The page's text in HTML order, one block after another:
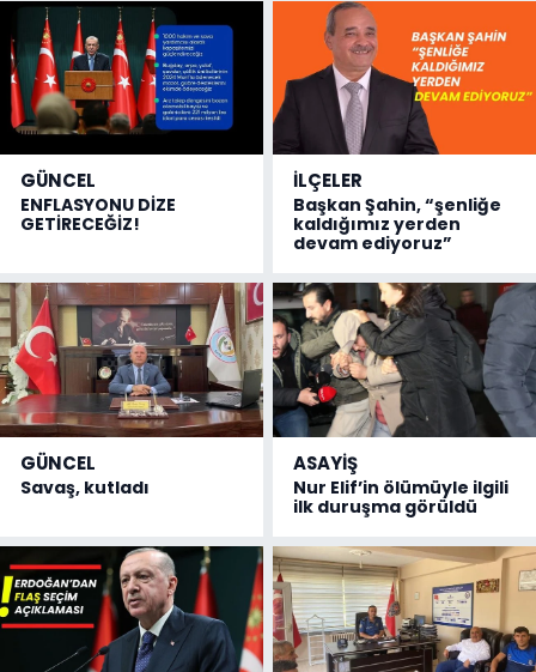
GÜNCEL
ENFLASYONU DİZE
GETİRECEĞİZ!
İLÇELER
Başkan Şahin, “şenliğe
kaldığımız yerden
devam ediyoruz”
GÜNCEL
Savaş, kutladı
ASAYİŞ
Nur Elif’in ölümüyle ilgili
ilk duruşma görüldü